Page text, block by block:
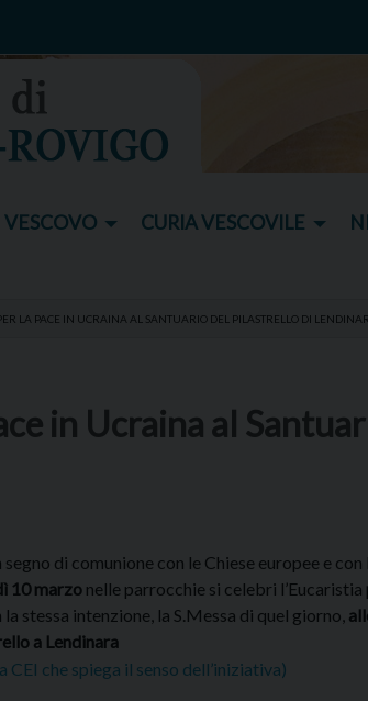
VESCOVO CURIA VESCOVILE
LA PACE IN UCRAINA AL SANTUARIO DEL PILASTRELLO DI
in Ucraina al
di comunione con le Chiese europee e
10 marzo nelle parrocchie si celebri l’Eucaristia
stessa intenzione, la S.Messa di quel giorno,
a Lendinara
CEI che spiega il senso dell’iniziativa)